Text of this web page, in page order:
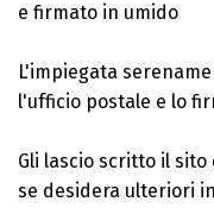
e firmato in umido
L'impiegata
l'ufficio postale e lo
Gli lascio scritto il sito
se desidera ulteriori